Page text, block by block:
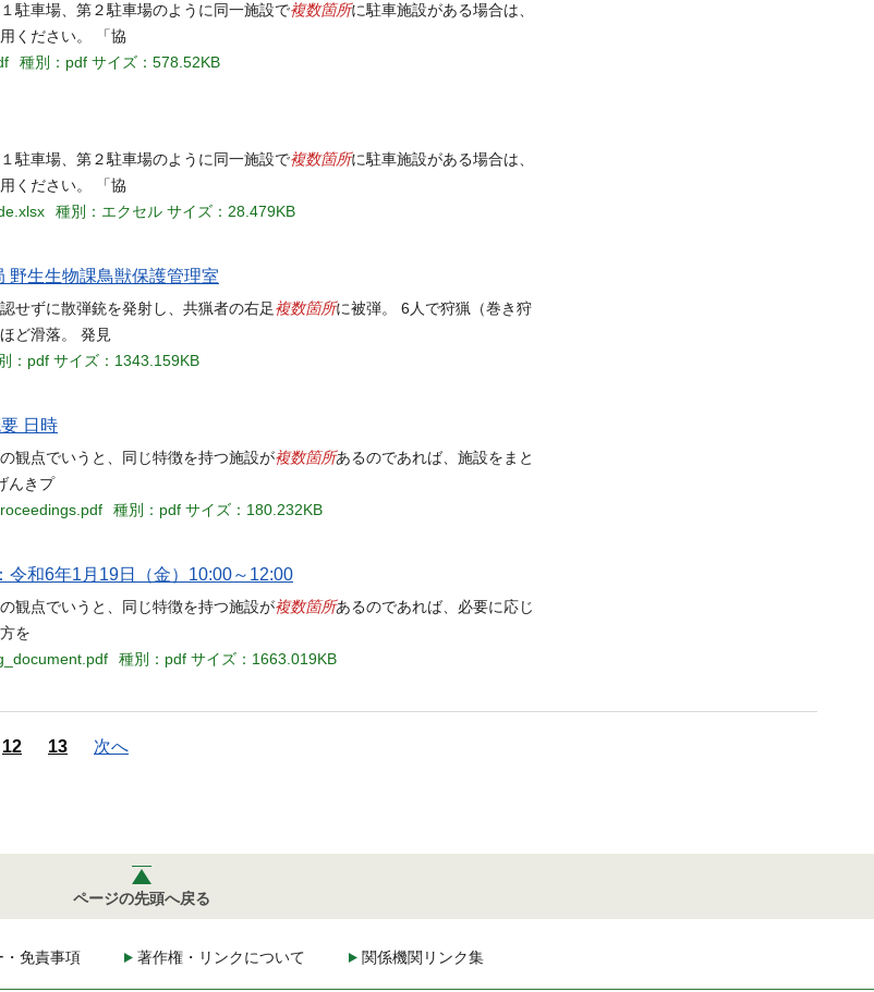
駐車場、第２駐車場のように同一施設で複数箇所に駐車施設がある場合は、
ください。 「協
種別：pdf サイズ：578.52KB
駐車場、第２駐車場のように同一施設で複数箇所に駐車施設がある場合は、
ください。 「協
種別：エクセル サイズ：28.479KB
生生物課鳥獣保護管理室
せずに散弾銃を発射し、共猟者の右足複数箇所に被弾。 6人で狩猟（巻き狩
ど滑落。 発見
：pdf サイズ：1343.159KB
日時
観点でいうと、同じ特徴を持つ施設が複数箇所あるのであれば、施設をまと
んきプ
種別：pdf サイズ：180.232KB
令和6年1月19日（金）10:00～12:00
観点でいうと、同じ特徴を持つ施設が複数箇所あるのであれば、必要に応じ
を
種別：pdf サイズ：1663.019KB
12 13 次へ
ページの先頭へ戻る
・免責事項 著作権・リンクについて 関係機関リンク集